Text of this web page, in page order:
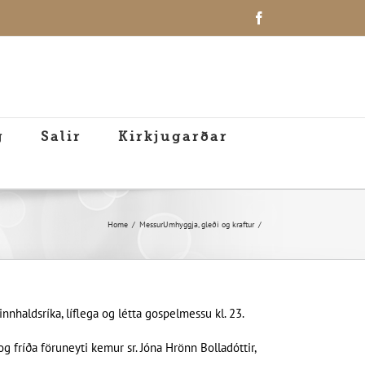
Salir Kirkjugarðar
Home MessurUmhyggja, gleði og kraftur
líflega og létta gospelmessu kl. 23.
fríða föruneyti kemur sr. Jóna Hrönn Bolladóttir,